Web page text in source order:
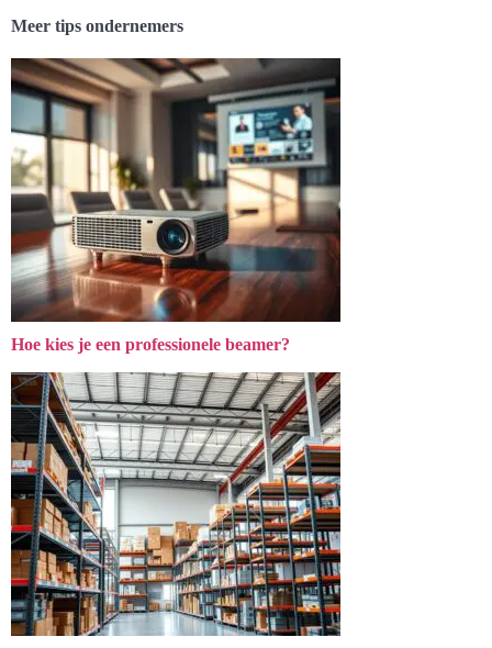
Meer tips ondernemers
Hoe kies je een professionele beamer?